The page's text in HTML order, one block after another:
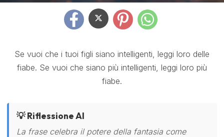
Se vuoi che i tuoi figli siano intelligenti, leggi loro delle
fiabe. Se vuoi che siano più intelligenti, leggi loro più
fiabe.
💡 Riflessione AI
La frase celebra il potere della fantasia come